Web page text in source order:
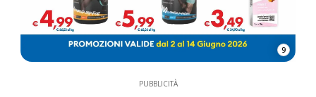
9
PUBBLICITÀ